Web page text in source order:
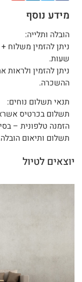
מידע נוסף
הובלה ותלייה:
שעות.
ניתן להזמין ולראות
ההשכרה.
תנאי תשלום נוחים:
תשלום בכרטיס אשראי עד 6 תשלומים
הזמנה טלפונית –
תשלום ותיאום
יוצאים לטיול